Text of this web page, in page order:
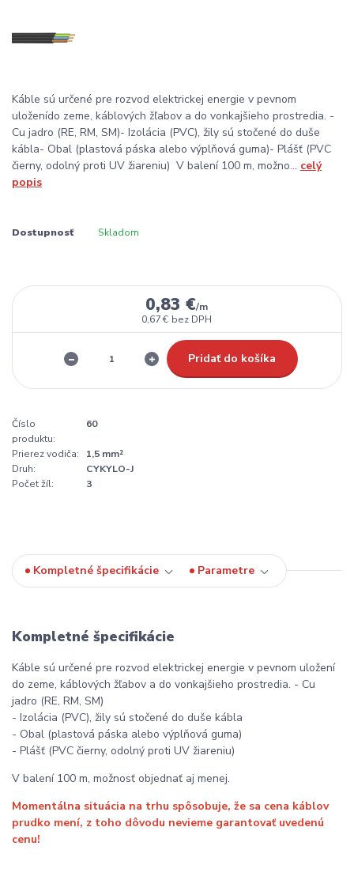
Káble sú určené pre rozvod elektrickej energie v pevnom
uloženído zeme, káblových žľabov a do vonkajšieho prostredia. -
Cu jadro (RE, RM, SM)- Izolácia (PVC), žily sú stočené do duše
kábla- Obal (plastová páska alebo výplňová guma)- Plášť (PVC
čierny, odolný proti UV žiareniu) V balení 100 m, možno... celý
popis
Dostupnosť Skladom
0,83 €/m
0,67 € bez DPH
Pridať do košíka
Číslo
produktu:
60
Prierez vodiča:
1,5 mm²
Druh:
CYKYLO-J
Počet žíl:
3
Kompletné špecifikácie Parametre
Kompletné špecifikácie
Káble sú určené pre rozvod elektrickej energie v pevnom uložení
do zeme, káblových žľabov a do vonkajšieho prostredia. - Cu
jadro (RE, RM, SM)
- Izolácia (PVC), žily sú stočené do duše kábla
- Obal (plastová páska alebo výplňová guma)
- Plášť (PVC čierny, odolný proti UV žiareniu)
V balení 100 m, možnosť objednať aj menej.
Momentálna situácia na trhu spôsobuje, že sa cena káblov
prudko mení, z toho dôvodu nevieme garantovať uvedenú
cenu!